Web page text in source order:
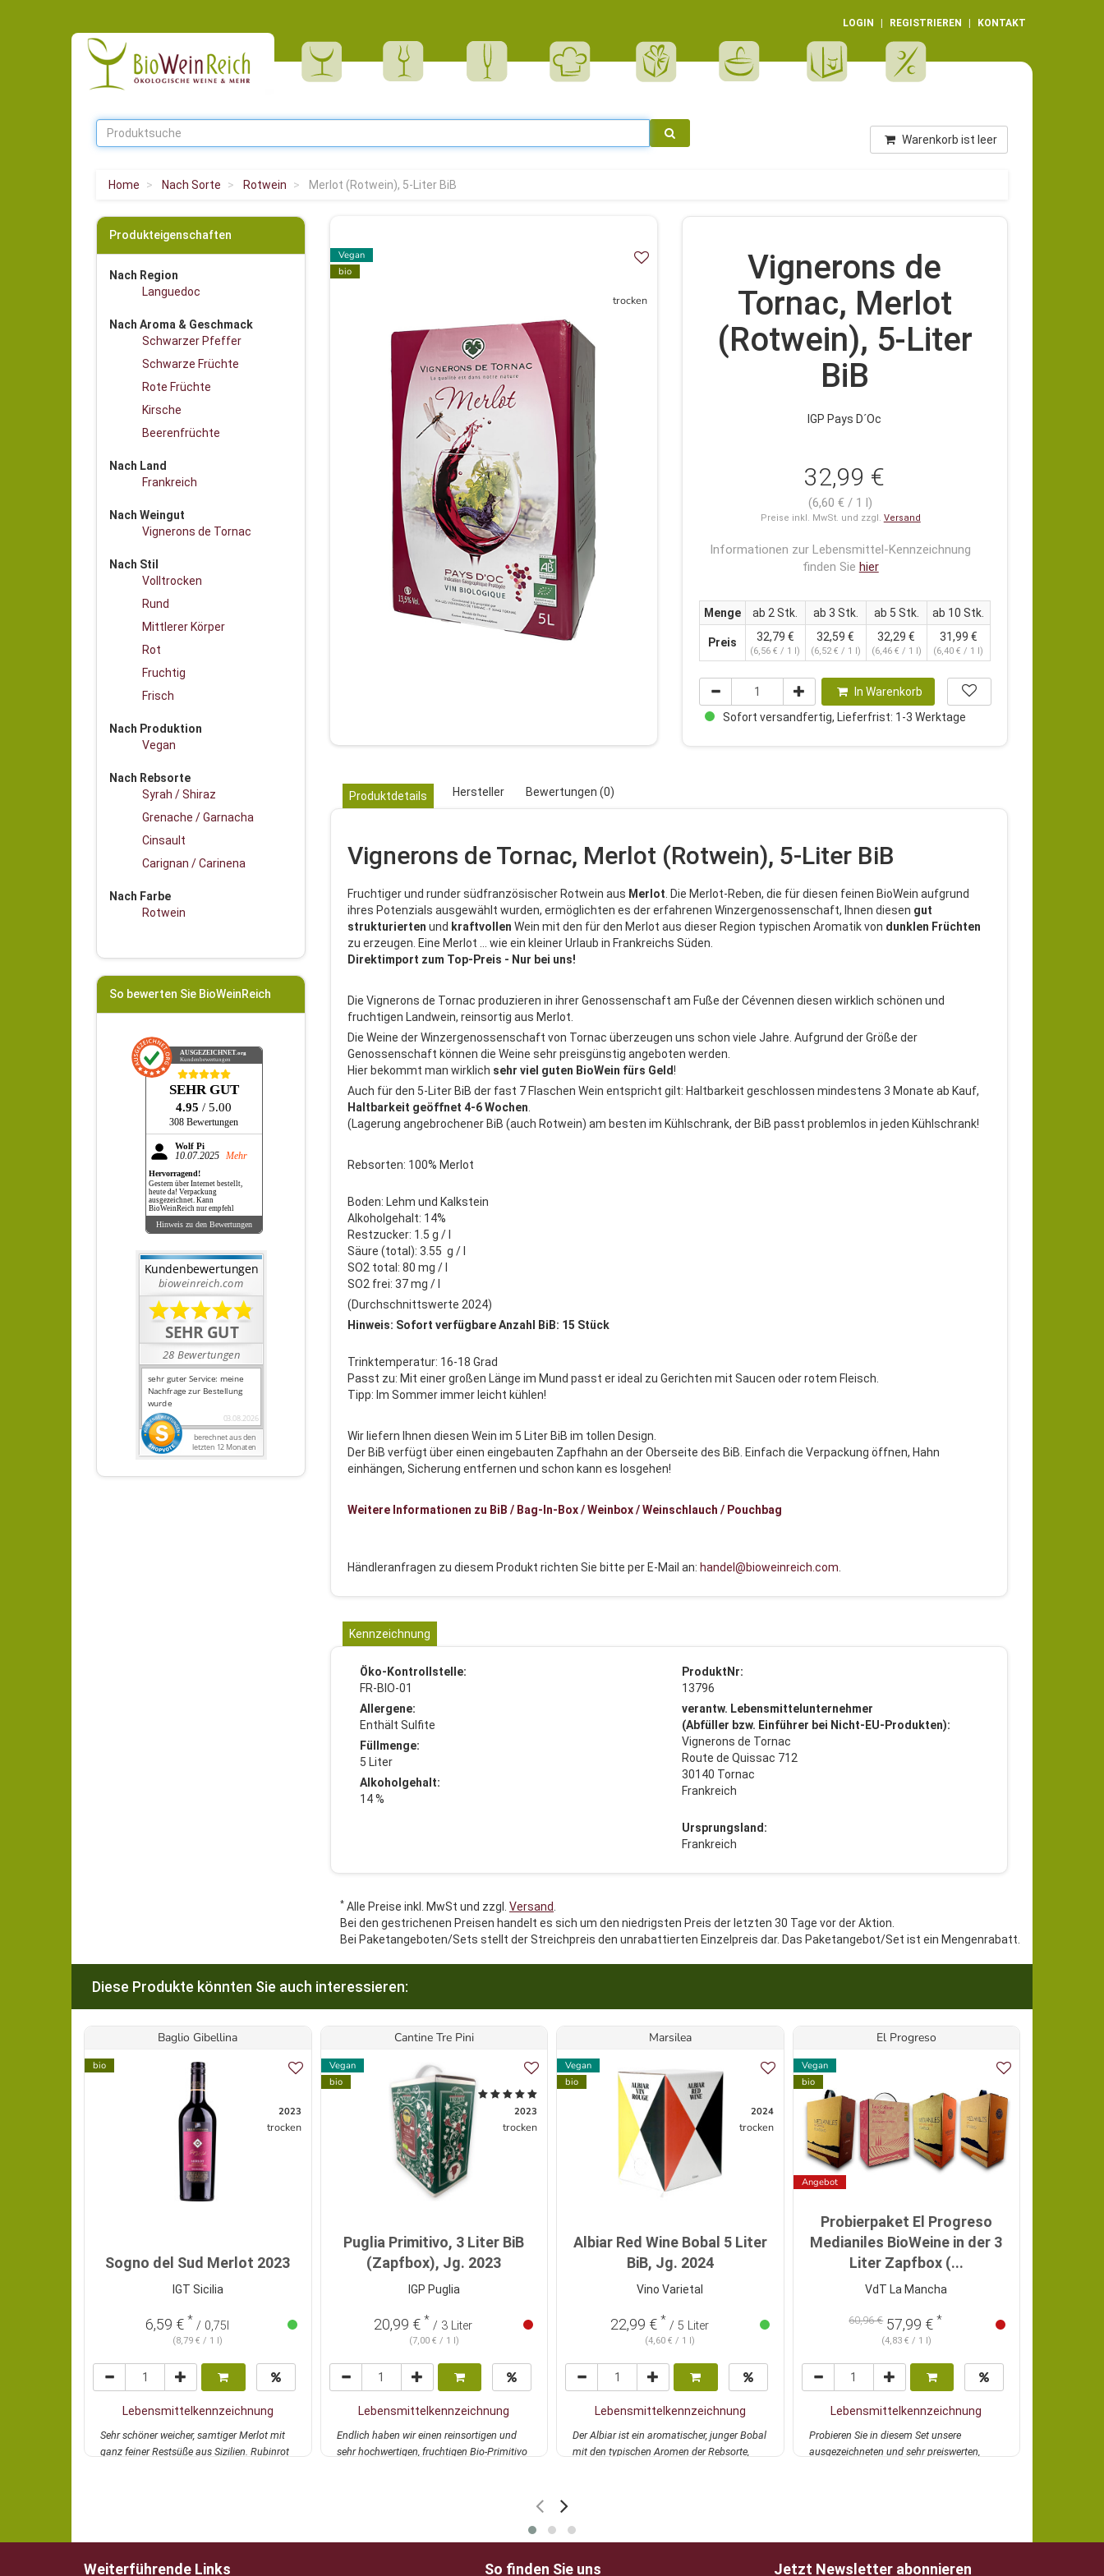
LOGIN REGISTRIEREN KONTAKT
Warenkorb ist leer
Home Nach Sorte Rotwein Merlot (Rotwein), 5-Liter BiB
Produkteigenschaften
Nach Region
Languedoc
Nach Aroma & Geschmack
Schwarzer Pfeffer
Schwarze Früchte
Rote Früchte
Kirsche
Beerenfrüchte
Nach Land
Frankreich
Nach Weingut
Vignerons de Tornac
Nach Stil
Volltrocken
Rund
Mittlerer Körper
Rot
Fruchtig
Frisch
Nach Produktion
Vegan
Nach Rebsorte
Syrah / Shiraz
Grenache / Garnacha
Cinsault
Carignan / Carinena
Nach Farbe
Rotwein
So bewerten Sie BioWeinReich
AUSGEZEICHNET.org
Kundenbewertungen
SEHR GUT
4.95 / 5.00
308 Bewertungen
Wolf Pi
10.07.2025 Mehr
Hervorragend!
Gestern über Internet bestellt,
heute da! Verpackung
ausgezeichnet. Kann
BioWeinReich nur empfehl
Hinweis zu den Bewertungen
Vegan
bio
trocken
Vignerons de
Tornac, Merlot
(Rotwein), 5-Liter
BiB
IGP Pays D´Oc
32,99 €
(6,60 € / 1 l)
Preise inkl. MwSt. und zzgl. Versand
Informationen zur Lebensmittel-Kennzeichnung
finden Sie hier
Menge ab 2 Stk. ab 3 Stk. ab 5 Stk. ab 10 Stk.
Preis 32,79 €
(6,56 € / 1 l)
32,59 €
(6,52 € / 1 l)
32,29 €
(6,46 € / 1 l)
31,99 €
(6,40 € / 1 l)
In Warenkorb
Sofort versandfertig, Lieferfrist: 1-3 Werktage
Produktdetails Hersteller Bewertungen (0)
Vignerons de Tornac, Merlot (Rotwein), 5-Liter BiB
Fruchtiger und runder südfranzösischer Rotwein aus Merlot . Die Merlot-Reben, die für diesen feinen BioWein aufgrund
ihres Potenzials ausgewählt wurden, ermöglichten es der erfahrenen Winzergenossenschaft, Ihnen diesen gut
strukturierten und kraftvollen Wein mit den für den Merlot aus dieser Region typischen Aromatik von dunklen Früchten
zu erzeugen. Eine Merlot ... wie ein kleiner Urlaub in Frankreichs Süden.
Direktimport zum Top-Preis - Nur bei uns!
Die Vignerons de Tornac produzieren in ihrer Genossenschaft am Fuße der Cévennen diesen wirklich schönen und
fruchtigen Landwein, reinsortig aus Merlot.
Die Weine der Winzergenossenschaft von Tornac überzeugen uns schon viele Jahre. Aufgrund der Größe der
Genossenschaft können die Weine sehr preisgünstig angeboten werden.
Hier bekommt man wirklich sehr viel guten BioWein fürs Geld!
Auch für den 5-Liter BiB der fast 7 Flaschen Wein entspricht gilt: Haltbarkeit geschlossen mindestens 3 Monate ab Kauf,
Haltbarkeit geöffnet 4-6 Wochen
(Lagerung angebrochener BiB (auch Rotwein) am besten im Kühlschrank, der BiB passt problemlos in jeden Kühlschrank!
Rebsorten: 100% Merlot
Boden: Lehm und Kalkstein
Alkoholgehalt: 14%
Restzucker: 1.5 g / l
Säure (total): 3.55 g / l
SO2 total: 80 mg / l
SO2 frei: 37 mg / l
(Durchschnittswerte 2024)
Hinweis: Sofort verfügbare Anzahl BiB: 15 Stück
Trinktemperatur: 16-18 Grad
Passt zu: Mit einer großen Länge im Mund passt er ideal zu Gerichten mit Saucen oder rotem Fleisch.
Tipp: Im Sommer immer leicht kühlen!
Wir liefern Ihnen diesen Wein im 5 Liter BiB im tollen Design.
Der BiB verfügt über einen eingebauten Zapfhahn an der Oberseite des BiB. Einfach die Verpackung öffnen, Hahn
einhängen, Sicherung entfernen und schon kann es losgehen!
Weitere Informationen zu BiB / Bag-In-Box / Weinbox / Weinschlauch / Pouchbag
Händleranfragen zu diesem Produkt richten Sie bitte per E-Mail an: handel@bioweinreich.com
Kennzeichnung
Öko-Kontrollstelle:
FR-BIO-01
Allergene:
Enthält Sulfite
Füllmenge:
5 Liter
Alkoholgehalt:
14 %
ProduktNr:
13796
verantw. Lebensmittelunternehmer
(Abfüller bzw. Einführer bei Nicht-EU-Produkten):
Vignerons de Tornac
Route de Quissac 712
30140 Tornac
Frankreich
Ursprungsland:
Frankreich
* Alle Preise inkl. MwSt und zzgl. Versand
Bei den gestrichenen Preisen handelt es sich um den niedrigsten Preis der letzten 30 Tage vor der Aktion.
Bei Paketangeboten/Sets stellt der Streichpreis den unrabattierten Einzelpreis dar. Das Paketangebot/Set ist ein Mengenrabatt.
Diese Produkte könnten Sie auch interessieren:
Baglio Gibellina
bio
2023
trocken
Sogno del Sud Merlot 2023
IGT Sicilia
6,59 € * / 0,75l
(8,79 € / 1 l)
Lebensmittelkennzeichnung
Sehr schöner weicher, samtiger Merlot mit
ganz feiner Restsüße aus Sizilien. Rubinrot
Cantine Tre Pini
Vegan
bio
2023
trocken
Puglia Primitivo, 3 Liter BiB
(Zapfbox), Jg. 2023
IGP Puglia
20,99 € * / 3 Liter
(7,00 € / 1 l)
Lebensmittelkennzeichnung
Endlich haben wir einen reinsortigen und
sehr hochwertigen, fruchtigen Bio-Primitivo
Marsilea
Vegan
bio
2024
trocken
Albiar Red Wine Bobal 5 Liter
BiB, Jg. 2024
Vino Varietal
22,99 € * / 5 Liter
(4,60 € / 1 l)
Lebensmittelkennzeichnung
Der Albiar ist ein aromatischer, junger Bobal
mit den typischen Aromen der Rebsorte,
El Progreso
Vegan
bio
Angebot
Probierpaket El Progreso
Medianiles BioWeine in der 3
Liter Zapfbox (...
VdT La Mancha
60,96 €57,99 € *
(4,83 € / 1 l)
Lebensmittelkennzeichnung
Probieren Sie in diesem Set unsere
ausgezeichneten und sehr preiswerten,
Weiterführende Links So finden Sie uns Jetzt Newsletter abonnieren